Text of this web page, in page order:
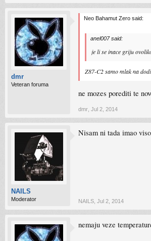
dmr
Veteran foruma
Neo Bahamut Zero said:
anel007 said:
je li se inace griju
Z87-C2 samo mlak na
ne mozes porediti te
dmr Jul 2, 2014
NAILS
Moderator
Nisam ni tada imao
NAILS Jul 2, 2014
nemaju veze